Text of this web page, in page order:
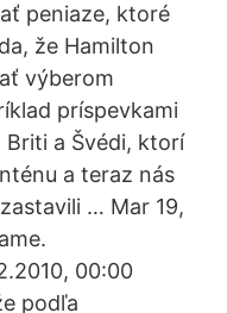
peniaze, ktoré
že Hamilton
výberom
príspevkami
a Švédi, ktorí
a teraz nás
… Mar 19,
00:00
podľa